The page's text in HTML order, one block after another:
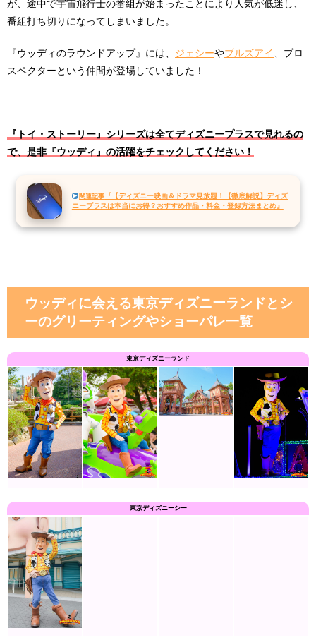
が、途中で宇宙飛行士の番組が始まったことにより人気が低迷し、
番組打ち切りになってしまいました。
『ウッディのラウンドアップ』には、 ジェシーやブルズアイ 、プロ
スペクターという仲間が登場していました！
『トイ・ストーリー』シリーズは全てディズニープラスで見れるの
で、是非『ウッディ』の活躍をチェックしてください！
関連記事 『【ディズニー映画＆ドラマ見放題！【徹底解説】ディズ
ニープラスは本当にお得？おすすめ作品・料金・登録方法まとめ』
ウッディに会える東京ディズニーランドとシ
ーのグリーティングやショーパレ一覧
東京ディズニーランド
東京ディズニーシー